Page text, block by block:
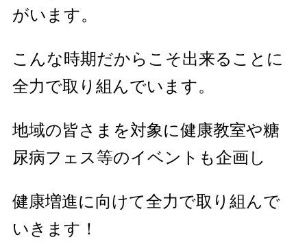
がいます。
こんな時期だからこそ出来ることに
全力で取り組んでいます。
地域の皆さまを対象に健康教室や糖
尿病フェス等のイベントも企画し
健康増進に向けて全力で取り組んで
いきます！